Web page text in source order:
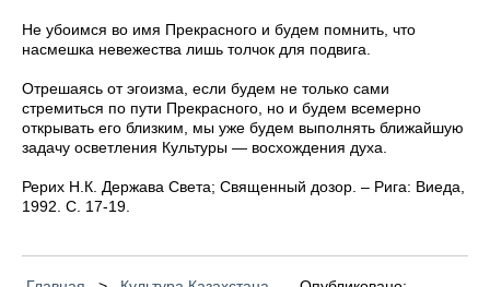
Не убоимся во имя Прекрасного и будем помнить, что
насмешка невежества лишь толчок для подвига.
Отрешаясь от эгоизма, если будем не только сами
стремиться по пути Прекрасного, но и будем всемерно
открывать его близким, мы уже будем выполнять ближайшую
задачу осветления Культуры — восхождения духа.
Рерих Н.К. Держава Света; Священный дозор. – Рига: Виеда,
1992. С. 17-19.